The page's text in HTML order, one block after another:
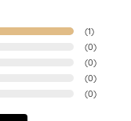
(1)
(0)
(0)
(0)
(0)